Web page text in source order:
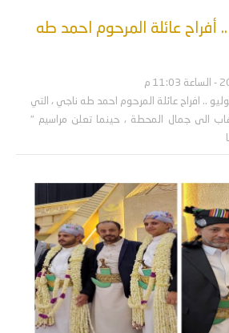
أفراح عائلة المرحوم احمد طه
صنعاء يوم 17 يوليو .. افراح عائلة المرحوم احمد طه ناجي ، التي
الى جمال المحطة ، حينما تعلن مراسيم "